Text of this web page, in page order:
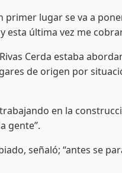
lugar se va a
esta última vez me
Cerda estaba
de origen por
en la
gente”.
señaló; “antes se